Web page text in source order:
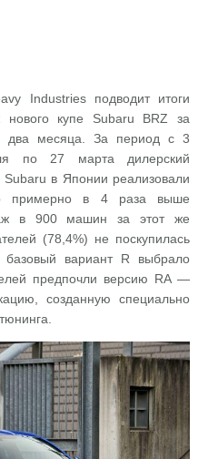
Industries подводит итоги
нового купе Subaru BRZ за
два месяца. За период с 3
по 27 марта дилерский
Subaru в Японии реализовали
примерно в 4 раза выше
в 900 машин за этот же
(78,4%) не поскупилась
вариант R выбрало
предпочли версию RA —
созданную специально